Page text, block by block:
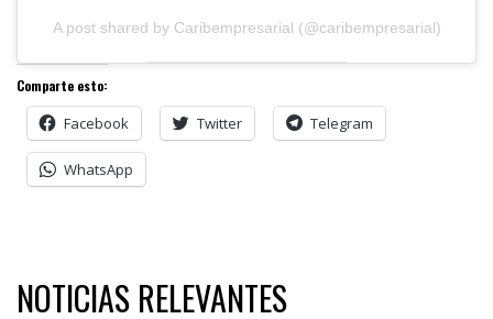
A post shared by Caribempresarial (@caribempresarial)
Comparte esto:
Facebook Twitter Telegram
WhatsApp
NOTICIAS RELEVANTES